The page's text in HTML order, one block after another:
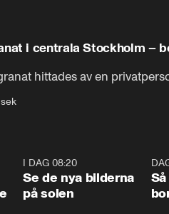
i centrala Stockholm –
hittades av en
I DAG 08:20
Se de nya bilderna
på solen